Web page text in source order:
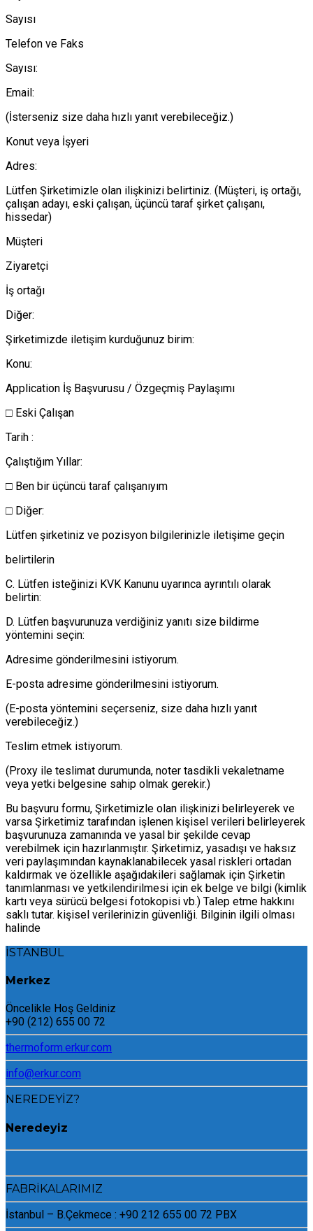
Sayısı
Telefon ve Faks
Sayısı:
Email:
(İsterseniz size daha hızlı yanıt verebileceğiz.)
Konut veya İşyeri
Adres:
Lütfen Şirketimizle olan ilişkinizi belirtiniz. (Müşteri, iş ortağı,
çalışan adayı, eski çalışan, üçüncü taraf şirket çalışanı,
hissedar)
Müşteri
Ziyaretçi
İş ortağı
Diğer:
Şirketimizde iletişim kurduğunuz birim:
Konu:
Application İş Başvurusu / Özgeçmiş Paylaşımı
□ Eski Çalışan
Tarih :
Çalıştığım Yıllar:
□ Ben bir üçüncü taraf çalışanıyım
□ Diğer:
Lütfen şirketiniz ve pozisyon bilgilerinizle iletişime geçin
belirtilerin
C. Lütfen isteğinizi KVK Kanunu uyarınca ayrıntılı olarak
belirtin:
D. Lütfen başvurunuza verdiğiniz yanıtı size bildirme
yöntemini seçin:
Adresime gönderilmesini istiyorum.
E-posta adresime gönderilmesini istiyorum.
(E-posta yöntemini seçerseniz, size daha hızlı yanıt
verebileceğiz.)
Teslim etmek istiyorum.
(Proxy ile teslimat durumunda, noter tasdikli vekaletname
veya yetki belgesine sahip olmak gerekir.)
Bu başvuru formu, Şirketimizle olan ilişkinizi belirleyerek ve
varsa Şirketimiz tarafından işlenen kişisel verileri belirleyerek
başvurunuza zamanında ve yasal bir şekilde cevap
verebilmek için hazırlanmıştır. Şirketimiz, yasadışı ve haksız
veri paylaşımından kaynaklanabilecek yasal riskleri ortadan
kaldırmak ve özellikle aşağıdakileri sağlamak için Şirketin
tanımlanması ve yetkilendirilmesi için ek belge ve bilgi (kimlik
kartı veya sürücü belgesi fotokopisi vb.) Talep etme hakkını
saklı tutar. kişisel verilerinizin güvenliği. Bilginin ilgili olması
halinde
İSTANBUL
Merkez
Öncelikle Hoş Geldiniz
+90 (212) 655 00 72
thermoform.erkur.com
info@erkur.com
NEREDEYİZ?
Neredeyiz
FABRİKALARIMIZ
İstanbul – B.Çekmece : +90 212 655 00 72 PBX